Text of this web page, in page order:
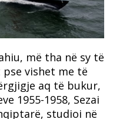
më tha në sy të
pse vishet me të
aq të bukur,
1955-1958, Sezai
studioi në